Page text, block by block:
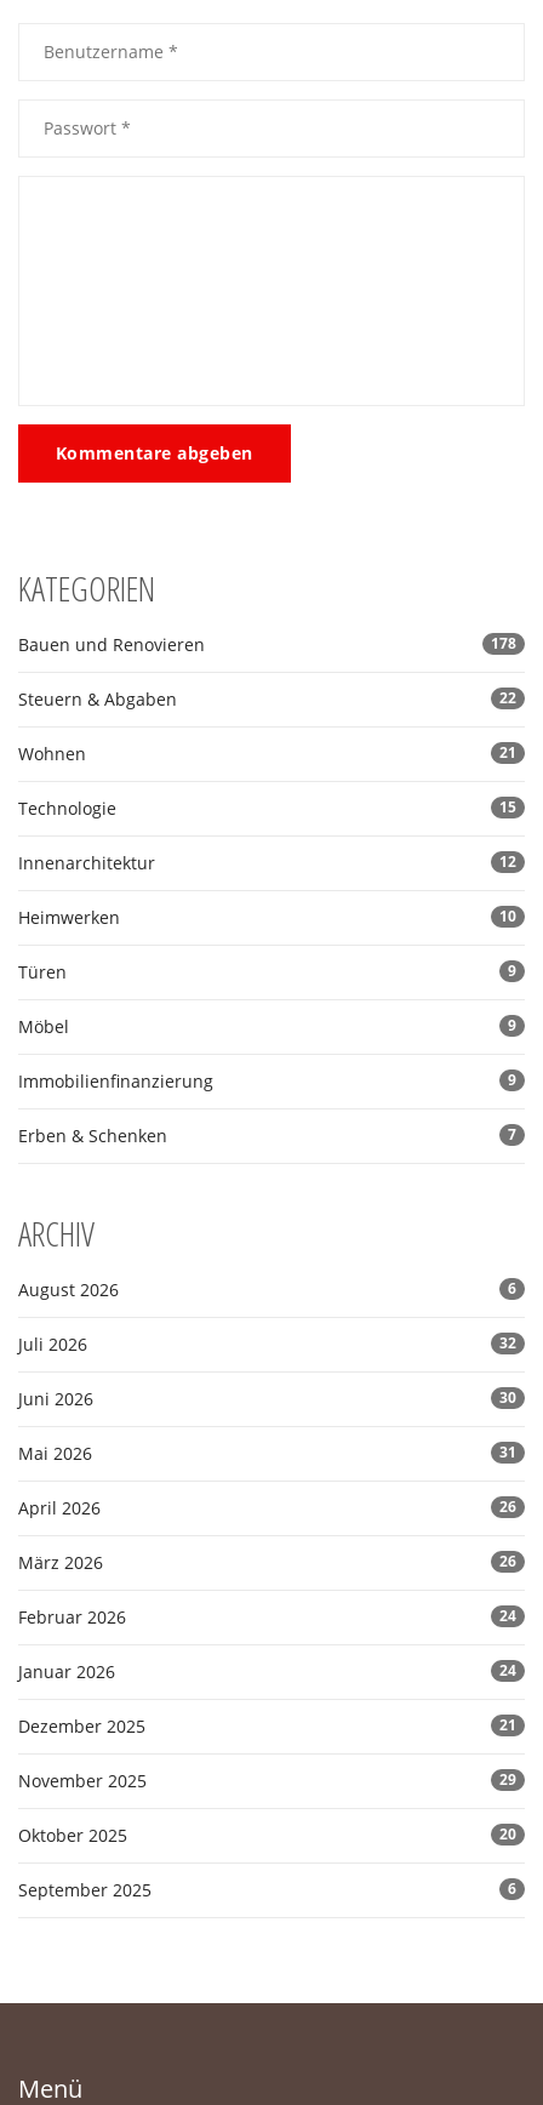
Kommentare abgeben
KATEGORIEN
Bauen und Renovieren 178
Steuern & Abgaben 22
Wohnen 21
Technologie 15
Innenarchitektur 12
Heimwerken 10
Türen 9
Möbel 9
Immobilienfinanzierung 9
Erben & Schenken 7
ARCHIV
August 2026 6
Juli 2026 32
Juni 2026 30
Mai 2026 31
April 2026 26
März 2026 26
Februar 2026 24
Januar 2026 24
Dezember 2025 21
November 2025 29
Oktober 2025 20
September 2025 6
Menü